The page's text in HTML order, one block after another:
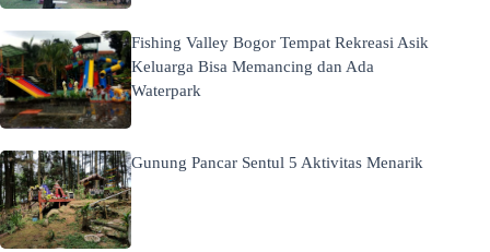
Fishing Valley Bogor Tempat Rekreasi Asik
Keluarga Bisa Memancing dan Ada
Waterpark
Gunung Pancar Sentul 5 Aktivitas Menarik